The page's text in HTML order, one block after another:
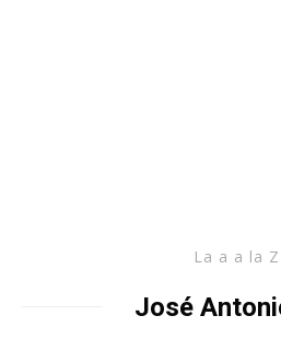
La a a la Z
José